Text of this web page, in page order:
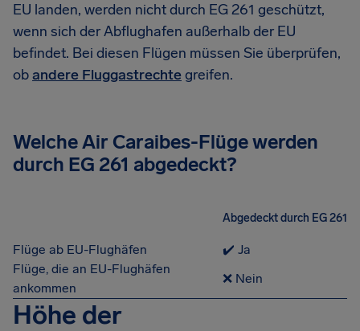
EU landen, werden nicht durch EG 261 geschützt,
wenn sich der Abflughafen außerhalb der EU
befindet. Bei diesen Flügen müssen Sie überprüfen,
obandere Fluggastrechtegreifen.
Welche Air Caraibes-Flüge werden
durch EG 261 abgedeckt?
Abgedeckt durch EG 261
Flüge ab EU-Flughäfen
✔️ Ja
Flüge, die an EU-Flughäfen
ankommen
❌ Nein
Höhe der